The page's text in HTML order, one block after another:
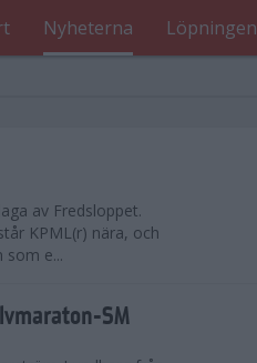
Nyheterna Löpningen
av Fredsloppet.
KPML(r) nära, och
som e...
SM